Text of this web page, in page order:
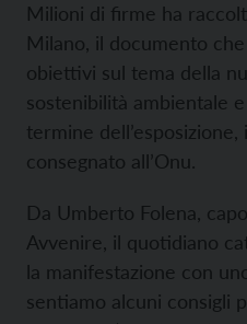
Milioni di firme ha
Milano, il documento
obiettivi sul tema della
sostenibilità ambientale
termine
consegnato all’Onu.
Da Umberto Folena,
Avvenire, il quotidiano
la manifestazione con
sentiamo alcuni consigli